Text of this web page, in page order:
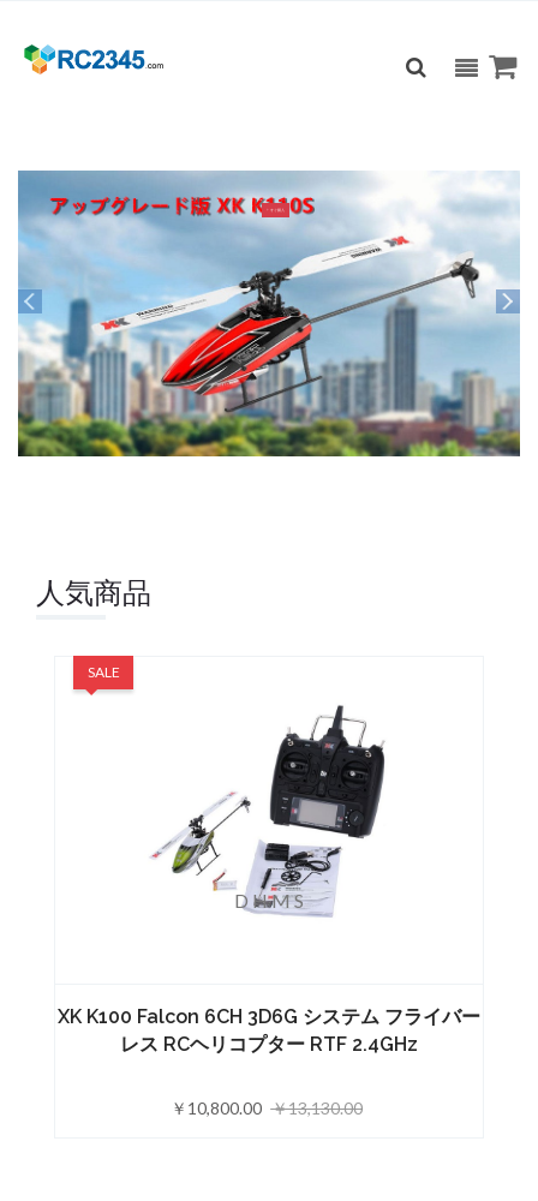
+ すぐ購入
人気商品
SALE
D HMS
XK K100 Falcon 6CH 3D6G システム フライバー
レス RCヘリコプター RTF 2.4GHz
￥10,800.00 ￥13,130.00
Add
to
Wishlist
比
較
リ
ス
ト
に